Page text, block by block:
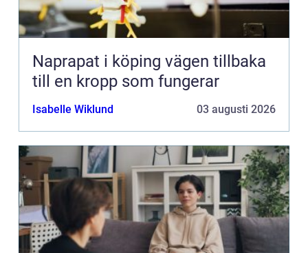
Naprapat i köping vägen tillbaka
till en kropp som fungerar
Isabelle Wiklund 03 augusti 2026